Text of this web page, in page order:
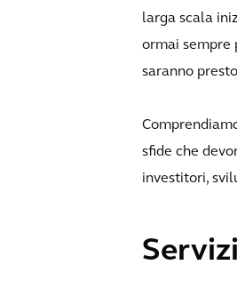
larga scala
ormai sempre
saranno
sfide che
investitori,
Servizi